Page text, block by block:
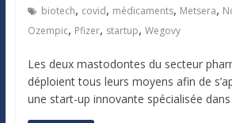
biotech, covid, médicaments, Metsera,
Ozempic, Pfizer, startup, Wegovy
Les deux mastodontes du secteur
déploient tous leurs moyens afin de
une start-up innovante spécialisée dans